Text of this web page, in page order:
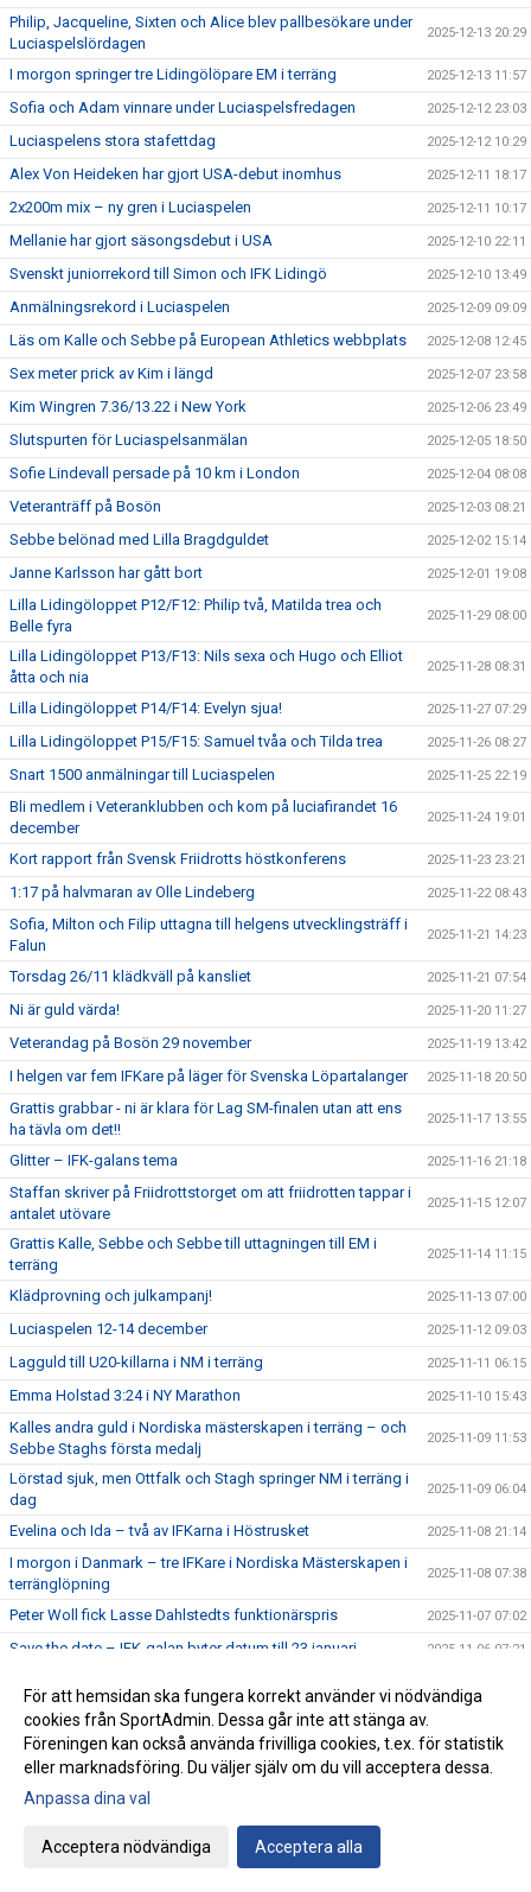
Philip, Jacqueline, Sixten och Alice blev pallbesökare under
Luciaspelslördagen
2025-12-13 20:29
I morgon springer tre Lidingölöpare EM i terräng 2025-12-13 11:57
Sofia och Adam vinnare under Luciaspelsfredagen 2025-12-12 23:03
Luciaspelens stora stafettdag 2025-12-12 10:29
Alex Von Heideken har gjort USA-debut inomhus 2025-12-11 18:17
2x200m mix – ny gren i Luciaspelen 2025-12-11 10:17
Mellanie har gjort säsongsdebut i USA 2025-12-10 22:11
Svenskt juniorrekord till Simon och IFK Lidingö 2025-12-10 13:49
Anmälningsrekord i Luciaspelen 2025-12-09 09:09
Läs om Kalle och Sebbe på European Athletics webbplats 2025-12-08 12:45
Sex meter prick av Kim i längd 2025-12-07 23:58
Kim Wingren 7.36/13.22 i New York 2025-12-06 23:49
Slutspurten för Luciaspelsanmälan 2025-12-05 18:50
Sofie Lindevall persade på 10 km i London 2025-12-04 08:08
Veteranträff på Bosön 2025-12-03 08:21
Sebbe belönad med Lilla Bragdguldet 2025-12-02 15:14
Janne Karlsson har gått bort 2025-12-01 19:08
Lilla Lidingöloppet P12/F12: Philip två, Matilda trea och
Belle fyra
2025-11-29 08:00
Lilla Lidingöloppet P13/F13: Nils sexa och Hugo och Elliot
åtta och nia
2025-11-28 08:31
Lilla Lidingöloppet P14/F14: Evelyn sjua! 2025-11-27 07:29
Lilla Lidingöloppet P15/F15: Samuel tvåa och Tilda trea 2025-11-26 08:27
Snart 1500 anmälningar till Luciaspelen 2025-11-25 22:19
Bli medlem i Veteranklubben och kom på luciafirandet 16
december
2025-11-24 19:01
Kort rapport från Svensk Friidrotts höstkonferens 2025-11-23 23:21
1:17 på halvmaran av Olle Lindeberg 2025-11-22 08:43
Sofia, Milton och Filip uttagna till helgens utvecklingsträff i
Falun
2025-11-21 14:23
Torsdag 26/11 klädkväll på kansliet 2025-11-21 07:54
Ni är guld värda! 2025-11-20 11:27
Veterandag på Bosön 29 november 2025-11-19 13:42
I helgen var fem IFKare på läger för Svenska Löpartalanger 2025-11-18 20:50
Grattis grabbar - ni är klara för Lag SM-finalen utan att ens
ha tävla om det!!
2025-11-17 13:55
Glitter – IFK-galans tema 2025-11-16 21:18
Staffan skriver på Friidrottstorget om att friidrotten tappar i
antalet utövare
2025-11-15 12:07
Grattis Kalle, Sebbe och Sebbe till uttagningen till EM i
terräng
2025-11-14 11:15
Klädprovning och julkampanj! 2025-11-13 07:00
Luciaspelen 12-14 december 2025-11-12 09:03
Lagguld till U20-killarna i NM i terräng 2025-11-11 06:15
Emma Holstad 3:24 i NY Marathon 2025-11-10 15:43
Kalles andra guld i Nordiska mästerskapen i terräng – och
Sebbe Staghs första medalj
2025-11-09 11:53
Lörstad sjuk, men Ottfalk och Stagh springer NM i terräng i
dag
2025-11-09 06:04
Evelina och Ida – två av IFKarna i Höstrusket 2025-11-08 21:14
I morgon i Danmark – tre IFKare i Nordiska Mästerskapen i
terränglöpning
2025-11-08 07:38
Peter Woll fick Lasse Dahlstedts funktionärspris 2025-11-07 07:02
Save the date – IFK-galan byter datum till 23 januari 2025-11-06 07:21
Så nära var det maximal Daniel-utdelning
Årets fjärde Bulle är ute nu 2025-11-03 07:22
Terräng-SM: 18 IFK Lidingö-lag i Mix-stafetten
För att hemsidan ska fungera korrekt använder vi nödvändiga
cookies från SportAdmin. Dessa går inte att stänga av.
Föreningen kan också använda frivilliga cookies, t.ex. för statistik
eller marknadsföring. Du väljer själv om du vill acceptera dessa.
Anpassa dina val
Acceptera nödvändiga Acceptera alla